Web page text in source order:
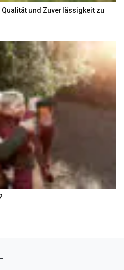
und Zuverlässigkeit zu